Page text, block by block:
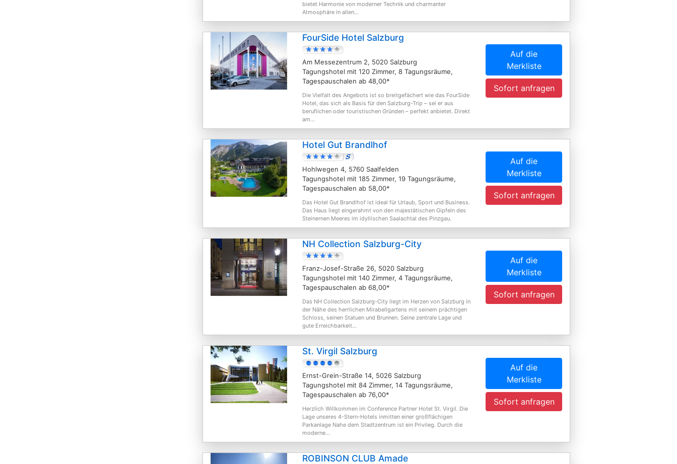
bietet Harmonie von moderner Technik und charmanter
Atmosphäre in allen...
FourSide Hotel Salzburg
Am Messezentrum 2, 5020 Salzburg
Tagungshotel mit 120 Zimmer, 8 Tagungsräume,
Tagespauschalen ab 48,00*
Die Vielfalt des Angebots ist so breitgefächert wie das FourSide
Hotel, das sich als Basis für den Salzburg-Trip – sei er aus
beruflichen oder touristischen Gründen – perfekt anbietet. Direkt
am...
Auf die
Merkliste
Sofort anfragen
Hotel Gut Brandlhof
Hohlwegen 4, 5760 Saalfelden
Tagungshotel mit 185 Zimmer, 19 Tagungsräume,
Tagespauschalen ab 58,00*
Das Hotel Gut Brandlhof ist ideal für Urlaub, Sport und Business.
Das Haus liegt eingerahmt von den majestätischen Gipfeln des
Steinernen Meeres im idyllischen Saalachtal des Pinzgau.
Auf die
Merkliste
Sofort anfragen
NH Collection Salzburg-City
Franz-Josef-Straße 26, 5020 Salzburg
Tagungshotel mit 140 Zimmer, 4 Tagungsräume,
Tagespauschalen ab 68,00*
Das NH Collection Salzburg-City liegt im Herzen von Salzburg in
der Nähe des herrlichen Mirabellgartens mit seinem prächtigen
Schloss, seinen Statuen und Brunnen. Seine zentrale Lage und
gute Erreichbarkeit...
Auf die
Merkliste
Sofort anfragen
St. Virgil Salzburg
Ernst-Grein-Straße 14, 5026 Salzburg
Tagungshotel mit 84 Zimmer, 14 Tagungsräume,
Tagespauschalen ab 76,00*
Herzlich Willkommen im Conference Partner Hotel St. Virgil. Die
Lage unseres 4-Stern-Hotels inmitten einer großflächigen
Parkanlage Nahe dem Stadtzentrum ist ein Privileg. Durch die
moderne...
Auf die
Merkliste
Sofort anfragen
ROBINSON CLUB Amade